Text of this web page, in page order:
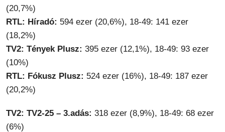
(20,7%)
RTL: Híradó: 594 ezer (20,6%), 18-49: 141 ezer
(18,2%)
TV2: Tények Plusz: 395 ezer (12,1%), 18-49: 93 ezer
(10%)
RTL: Fókusz Plusz: 524 ezer (16%), 18-49: 187 ezer
(20,2%)
TV2: TV2-25 – 3.adás: 318 ezer (8,9%), 18-49: 68 ezer
(6%)